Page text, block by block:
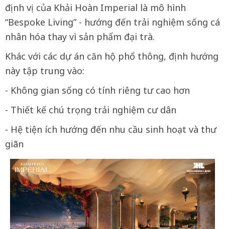
định vị của Khải Hoàn Imperial là mô hình
“Bespoke Living” - hướng đến trải nghiệm sống cá
nhân hóa thay vì sản phẩm đại trà.
Khác với các dự án căn hộ phổ thông, định hướng
này tập trung vào:
- Không gian sống có tính riêng tư cao hơn
- Thiết kế chú trọng trải nghiệm cư dân
- Hệ tiện ích hướng đến nhu cầu sinh hoạt và thư
giãn